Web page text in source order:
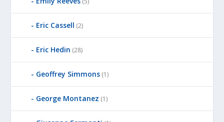
Eric Cassell (2)
Eric Hedin (28)
Geoffrey Simmons (1)
George Montanez (1)